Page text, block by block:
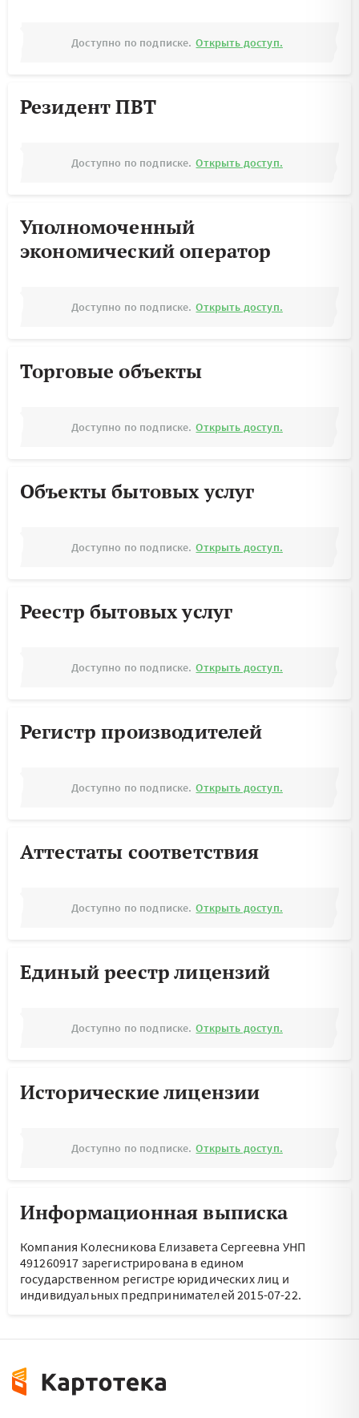
Доступно по подписке. Открыть доступ.
Резидент ПВТ
Доступно по подписке. Открыть доступ.
Уполномоченный
экономический оператор
Доступно по подписке. Открыть доступ.
Торговые объекты
Доступно по подписке. Открыть доступ.
Объекты бытовых услуг
Доступно по подписке. Открыть доступ.
Реестр бытовых услуг
Доступно по подписке. Открыть доступ.
Регистр производителей
Доступно по подписке. Открыть доступ.
Аттестаты соответствия
Доступно по подписке. Открыть доступ.
Единый реестр лицензий
Доступно по подписке. Открыть доступ.
Исторические лицензии
Доступно по подписке. Открыть доступ.
Информационная выписка
Компания Колесникова Елизавета Сергеевна УНП
491260917 зарегистрирована в едином
государственном регистре юридических лиц и
индивидуальных предпринимателей 2015-07-22.